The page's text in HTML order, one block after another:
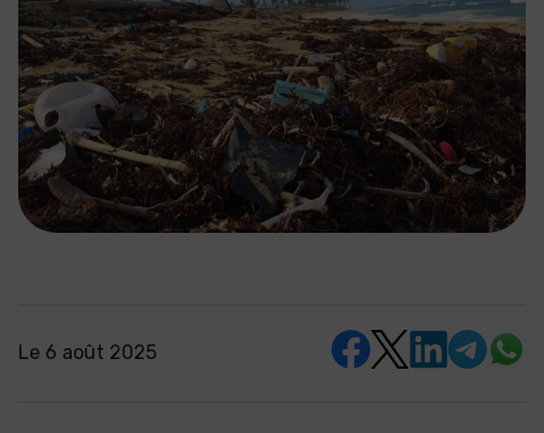
Le 6 août 2025